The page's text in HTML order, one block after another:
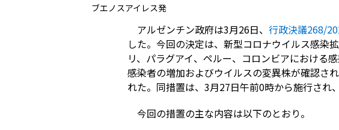
ブエノスアイレス発
アルゼンチン政府は3月26日、 行政決議268/
した。今回の決定は、新型コロナウイルス感染
リ、パラグアイ、ペルー、コロンビアにおける
感染者の増加およびウイルスの変異株が確認さ
れた。同措置は、3月27日午前0時から施行され
今回の措置の主な内容は以下のとおり。